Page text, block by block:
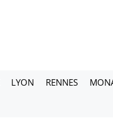
LYON RENNES